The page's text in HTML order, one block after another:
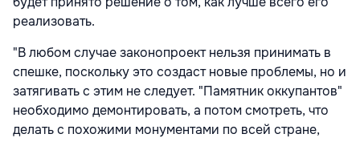
реализовать.
"В любом случае законопроект нельзя принимать в
спешке, поскольку это создаст новые проблемы, но и
затягивать с этим не следует. "Памятник оккупантов"
необходимо демонтировать, а потом смотреть, что
делать с похожими монументами по всей стране,